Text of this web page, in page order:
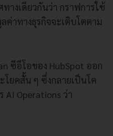
างเดียวกันว่า กราฟการใช้
ค่าทางธุรกิจจะเติบโตตาม
ซีอีโอของ HubSpot ออก
ยคสั้น ๆ ซึ่งกลายเป็นโค
AI Operations ว่า